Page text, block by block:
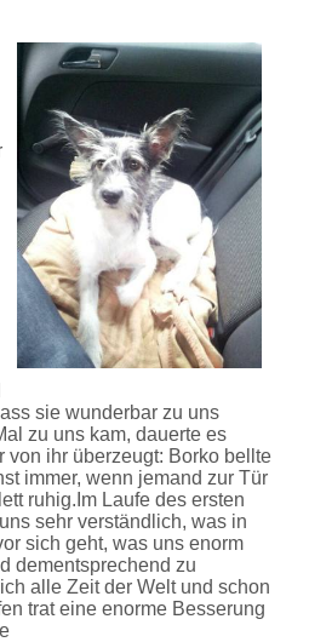
sie wunderbar zu uns
zu uns kam, dauerte es
von ihr überzeugt: Borko bellte
immer, wenn jemand zur Tür
ruhig.Im Laufe des ersten
sehr verständlich, was in
sich geht, was uns enorm
dementsprechend zu
alle Zeit der Welt und schon
trat eine enorme Besserung